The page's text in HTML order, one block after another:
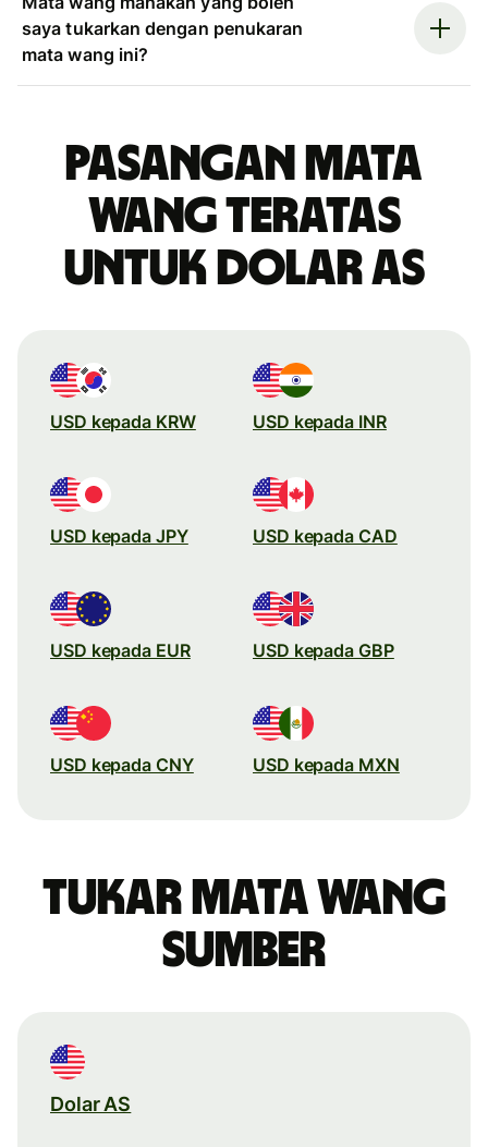
saya tukarkan dengan penukaran
mata wang ini?
Pasangan mata
wang teratas
untuk dolar AS
USD kepada KRW USD kepada INR
USD kepada JPY USD kepada CAD
USD kepada EUR USD kepada GBP
USD kepada CNY USD kepada MXN
Tukar mata wang
sumber
Dolar AS